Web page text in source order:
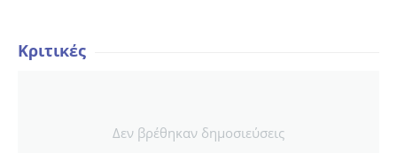
Κριτικές
Δεν βρέθηκαν δημοσιεύσεις